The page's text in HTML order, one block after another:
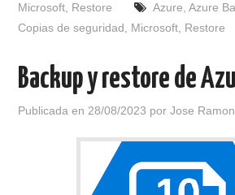
Microsoft Restore Azure Azure
Copias de seguridad
Microsoft Restore
Backup y restore de
Publicada en 28/08/2023 porJose